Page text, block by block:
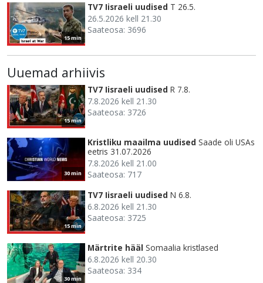
15 min
TV7 Iisraeli uudised T 26.5.
26.5.2026 kell 21.30
Saateosa: 3696
Uuemad arhiivis
15 min
TV7 Iisraeli uudised R 7.8.
7.8.2026 kell 21.30
Saateosa: 3726
30 min
Kristliku maailma uudised Saade oli USAs
eetris 31.07.2026
7.8.2026 kell 21.00
Saateosa: 717
15 min
TV7 Iisraeli uudised N 6.8.
6.8.2026 kell 21.30
Saateosa: 3725
30 min
Märtrite hääl Somaalia kristlased
6.8.2026 kell 20.30
Saateosa: 334